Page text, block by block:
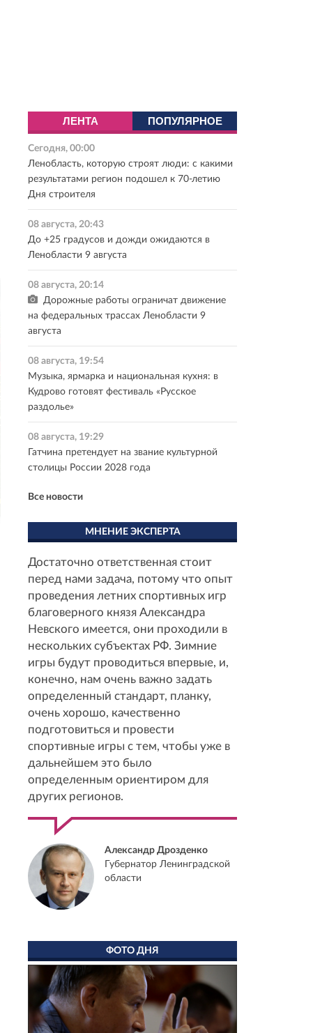
ЛЕНТА ПОПУЛЯРНОЕ
Сегодня, 00:00
Ленобласть, которую строят люди: с какими
результатами регион подошел к 70-летию
Дня строителя
08 августа, 20:43
До +25 градусов и дожди ожидаются в
Ленобласти 9 августа
08 августа, 20:14
Дорожные работы ограничат движение
на федеральных трассах Ленобласти 9
августа
08 августа, 19:54
Музыка, ярмарка и национальная кухня: в
Кудрово готовят фестиваль «Русское
раздолье»
08 августа, 19:29
Гатчина претендует на звание культурной
столицы России 2028 года
Все новости
МНЕНИЕ ЭКСПЕРТА
Достаточно ответственная стоит
перед нами задача, потому что опыт
проведения летних спортивных игр
благоверного князя Александра
Невского имеется, они проходили в
нескольких субъектах РФ. Зимние
игры будут проводиться впервые, и,
конечно, нам очень важно задать
определенный стандарт, планку,
очень хорошо, качественно
подготовиться и провести
спортивные игры с тем, чтобы уже в
дальнейшем это было
определенным ориентиром для
других регионов.
Александр Дрозденко
Губернатор Ленинградской
области
ФОТО ДНЯ